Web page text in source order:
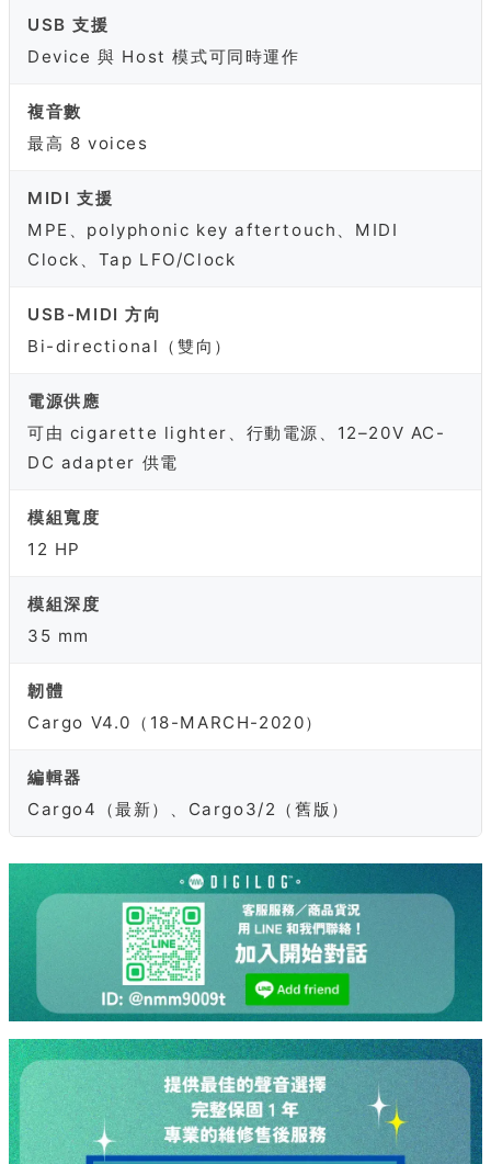
USB 支援
Device 與 Host 模式可同時運作
複音數
最高 8 voices
MIDI 支援
MPE、polyphonic key aftertouch、MIDI
Clock、Tap LFO/Clock
USB-MIDI 方向
Bi-directional（雙向）
電源供應
可由 cigarette lighter、行動電源、12–20V AC-
DC adapter 供電
模組寬度
12 HP
模組深度
35 mm
韌體
Cargo V4.0（18-MARCH-2020）
編輯器
Cargo4（最新）、Cargo3/2（舊版）